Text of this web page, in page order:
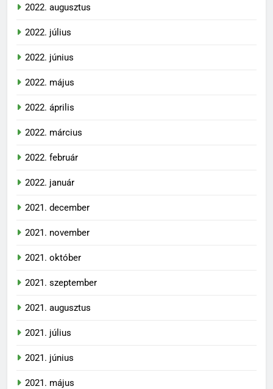
2022. augusztus
2022. július
2022. június
2022. május
2022. április
2022. március
2022. február
2022. január
2021. december
2021. november
2021. október
2021. szeptember
2021. augusztus
2021. július
2021. június
2021. május